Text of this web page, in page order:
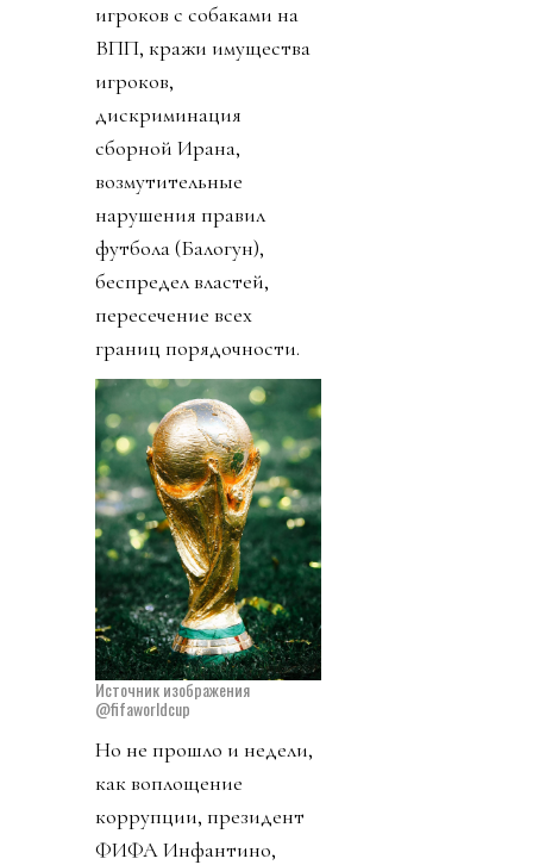
игроков с собаками на
ВПП, кражи имущества
игроков,
дискриминация
сборной Ирана,
возмутительные
нарушения правил
футбола (Балогун),
беспредел властей,
пересечение всех
границ порядочности.
Источник изображения
@fifaworldcup
Но не прошло и недели,
как воплощение
коррупции, президент
ФИФА Инфантино,